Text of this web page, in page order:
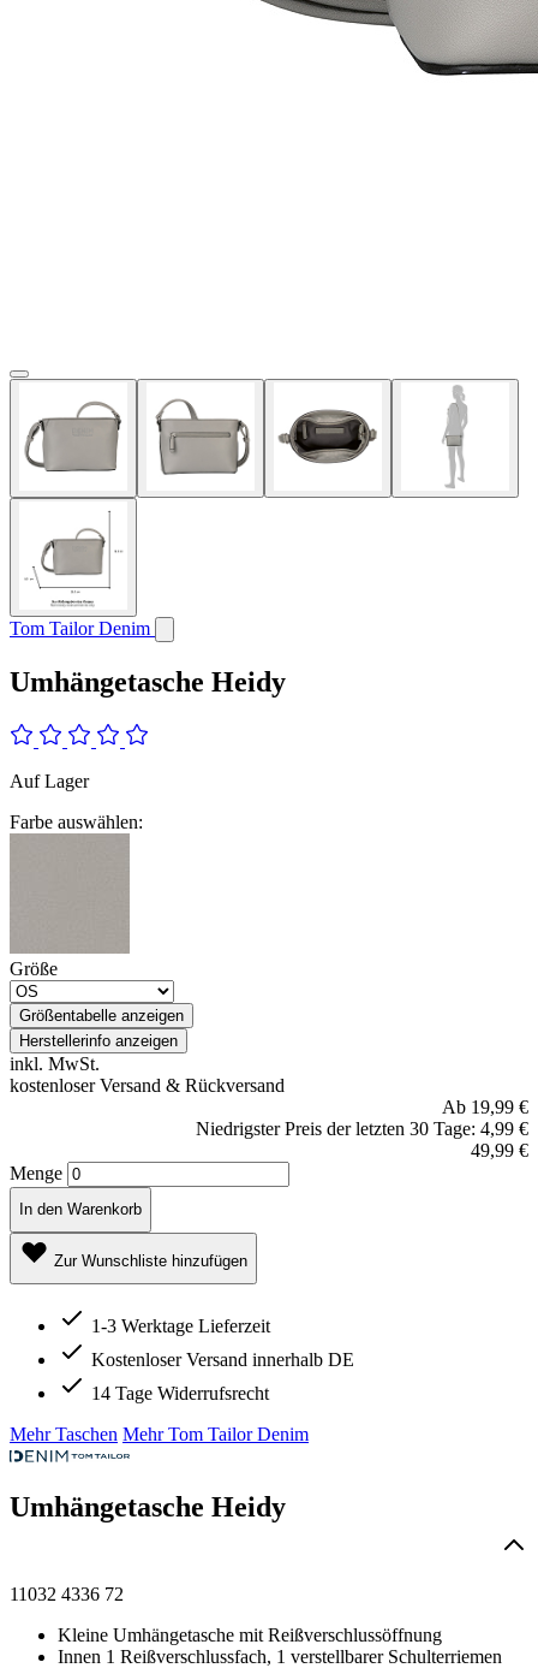
Tom Tailor Denim
Umhängetasche Heidy
Auf Lager
Farbe auswählen:
Größe
Größentabelle anzeigen
Herstellerinfo anzeigen
inkl. MwSt.
kostenloser Versand & Rückversand
Ab 19,99 €
Niedrigster Preis der letzten 30 Tage: 4,99 €
49,99 €
Menge
In den Warenkorb
Zur Wunschliste hinzufügen
1-3 Werktage Lieferzeit
Kostenloser Versand innerhalb DE
14 Tage Widerrufsrecht
Mehr Taschen Mehr Tom Tailor Denim
Umhängetasche Heidy
11032 4336 72
Kleine Umhängetasche mit Reißverschlussöffnung
Innen 1 Reißverschlussfach, 1 verstellbarer Schulterriemen